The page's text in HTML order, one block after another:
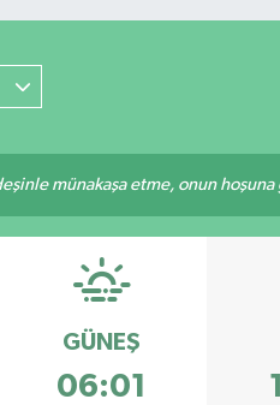
münakaşa etme, onun
GÜNEŞ
06:01